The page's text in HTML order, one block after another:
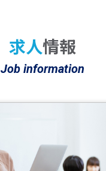
求人情報
Job information